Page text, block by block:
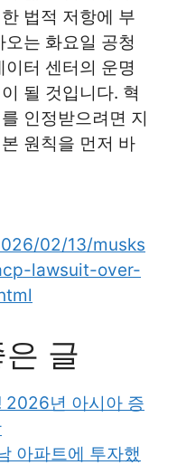
법적 저항에 부
는 화요일 공청
터 센터의 운명
될 것입니다. 혁
인정받으려면 지
원칙을 먼저 바
02/13/musks
lawsuit-over-
글
2026년 아시아 증
아파트에 투자했